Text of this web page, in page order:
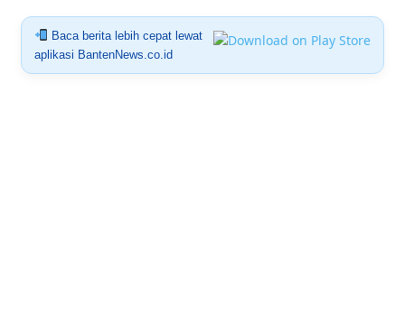
Baca berita lebih cepat lewat
aplikasi BantenNews.co.id